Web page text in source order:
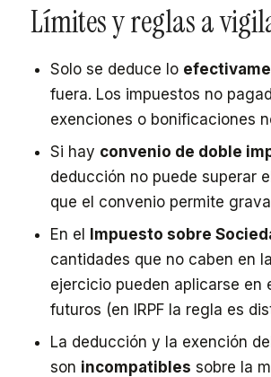
Límites y reglas a
Solo se deduce lo
fuera. Los impuestos no
exenciones o bonificaciones
Si hay convenio de doble
deducción no puede superar
que el convenio permite
En el
Impuesto sobre
cantidades que no caben en
ejercicio pueden aplicarse en
futuros (en IRPF la regla es
La deducción y la exención
son incompatibles sobre la